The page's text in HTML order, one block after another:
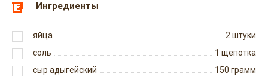
Ингредиенты
яйца 2штуки
соль
1 щепотка
сыр адыгейский
150 грамм